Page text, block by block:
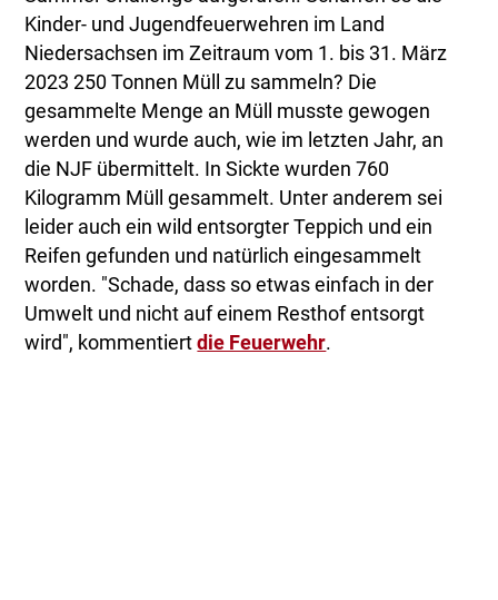
Kinder- und Jugendfeuerwehren im Land
Niedersachsen im Zeitraum vom 1. bis 31. März
2023 250 Tonnen Müll zu sammeln? Die
gesammelte Menge an Müll musste gewogen
werden und wurde auch, wie im letzten Jahr, an
die NJF übermittelt. In Sickte wurden 760
Kilogramm Müll gesammelt. Unter anderem sei
leider auch ein wild entsorgter Teppich und ein
Reifen gefunden und natürlich eingesammelt
worden. "Schade, dass so etwas einfach in der
Umwelt und nicht auf einem Resthof entsorgt
wird", kommentiertdie Feuerwehr.